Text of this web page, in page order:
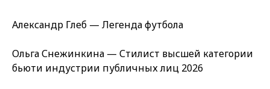
Александр Глеб — Легенда футбола
Ольга Снежинкина — Стилист высшей категории
бьюти индустрии публичных лиц 2026